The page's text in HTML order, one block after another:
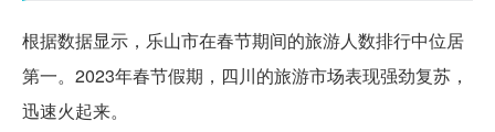
根据数据显示，乐山市在春节期间的旅游人数排行中位居
第一。2023年春节假期，四川的旅游市场表现强劲复苏，
迅速火起来。